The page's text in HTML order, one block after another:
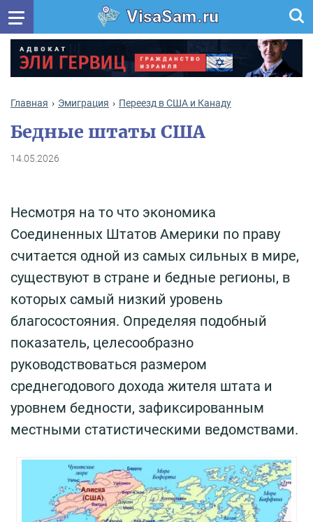
VisaSam.ru
Главная Эмиграция Переезд в США и Канаду
Бедные штаты США
14.05.2026
Несмотря на то что экономика
Соединенных Штатов Америки по праву
считается одной из самых сильных в мире,
существуют в стране и бедные регионы, в
которых самый низкий уровень
благосостояния. Определяя подобный
показатель, целесообразно
руководствоваться размером
среднегодового дохода жителя штата и
уровнем бедности, зафиксированным
местными статистическими ведомствами.